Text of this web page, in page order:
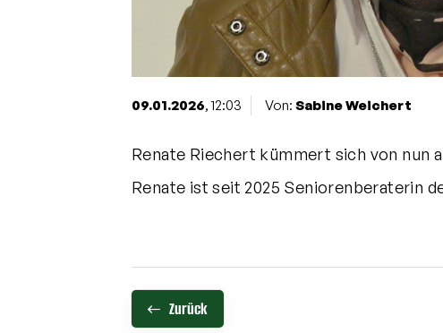
09.01.2026, 12:03 Von: Sabine Weichert
Renate Riechert kümmert sich von nun
Renate ist seit 2025 Seniorenberaterin
Zurück